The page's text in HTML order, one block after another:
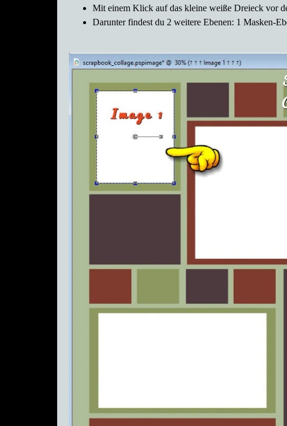
Mit einem Klick auf das kleine weiße Dreieck vor
Darunter findest du 2 weitere Ebenen: 1 Masken-